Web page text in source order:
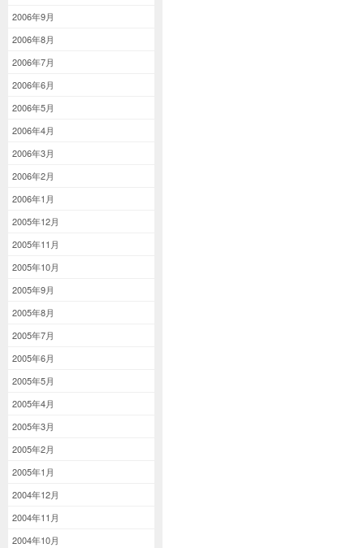
2006年9月
2006年8月
2006年7月
2006年6月
2006年5月
2006年4月
2006年3月
2006年2月
2006年1月
2005年12月
2005年11月
2005年10月
2005年9月
2005年8月
2005年7月
2005年6月
2005年5月
2005年4月
2005年3月
2005年2月
2005年1月
2004年12月
2004年11月
2004年10月